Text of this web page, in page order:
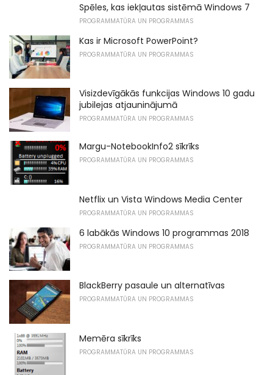
Spēles, kas iekļautas sistēmā Windows 7
PROGRAMMATŪRA UN PROGRAMMAS
Kas ir Microsoft PowerPoint?
PROGRAMMATŪRA UN PROGRAMMAS
Visizdevīgākās funkcijas Windows 10 gadu
jubilejas atjauninājumā
PROGRAMMATŪRA UN PROGRAMMAS
Margu-NotebookInfo2 sīkrīks
PROGRAMMATŪRA UN PROGRAMMAS
Netflix un Vista Windows Media Center
PROGRAMMATŪRA UN PROGRAMMAS
6 labākās Windows 10 programmas 2018
PROGRAMMATŪRA UN PROGRAMMAS
BlackBerry pasaule un alternatīvas
PROGRAMMATŪRA UN PROGRAMMAS
Memēra sīkrīks
PROGRAMMATŪRA UN PROGRAMMAS